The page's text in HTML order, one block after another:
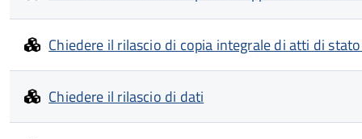
Chiedere il rilascio di copia integrale di atti di
Chiedere il rilascio di dati